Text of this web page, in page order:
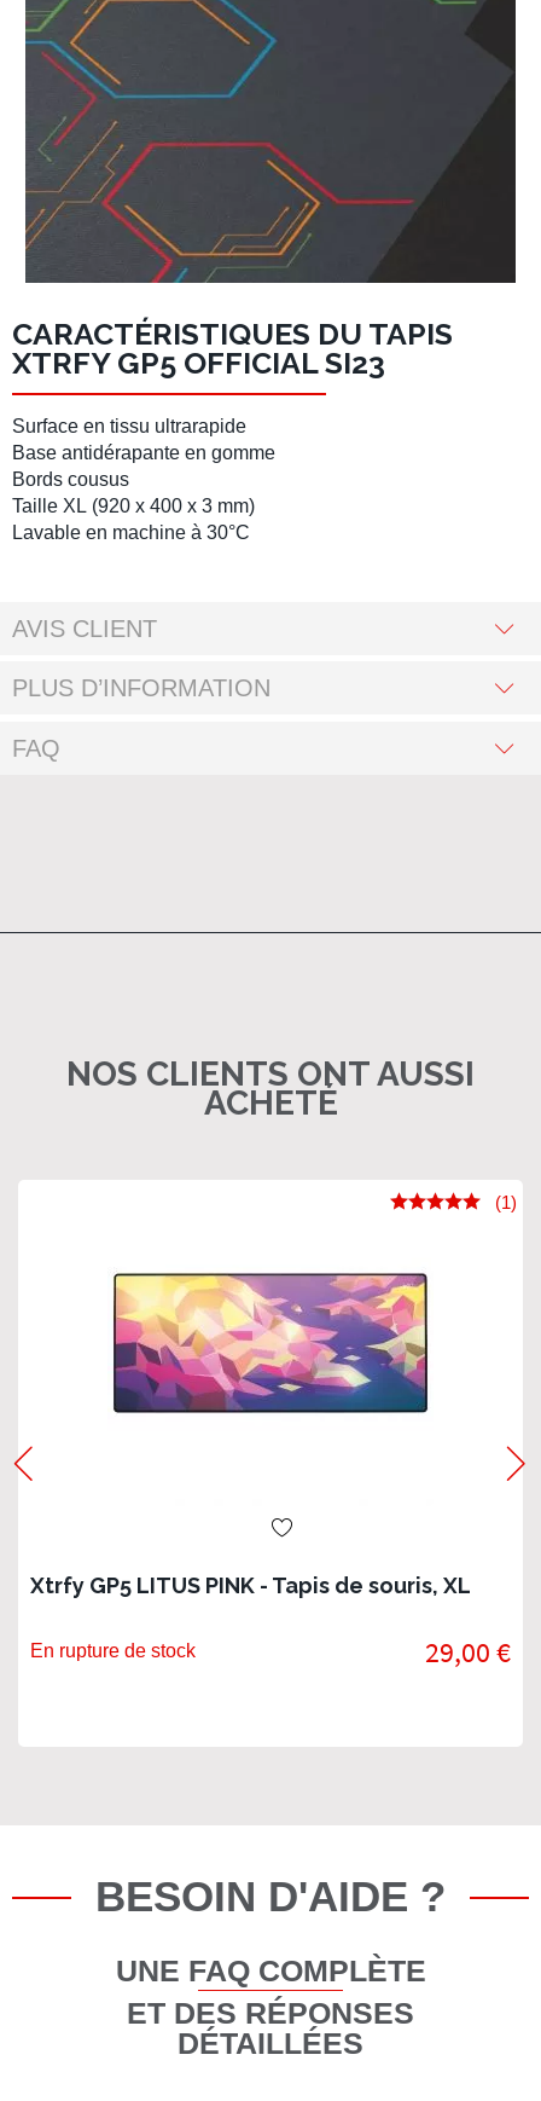
CARACTÉRISTIQUES DU TAPIS
XTRFY GP5 OFFICIAL SI23
Surface en tissu ultrarapide
Base antidérapante en gomme
Bords cousus
Taille XL (920 x 400 x 3 mm)
Lavable en machine à 30°C
AVIS CLIENT
PLUS D’INFORMATION
FAQ
NOS CLIENTS ONT AUSSI
ACHETÉ
Xtrfy GP5 LITUS PINK - Tapis de souris, XL
(1)
En rupture de stock 29,00 €
BESOIN D'AIDE ?
UNE FAQ COMPLÈTE
ET DES RÉPONSES
DÉTAILLÉES